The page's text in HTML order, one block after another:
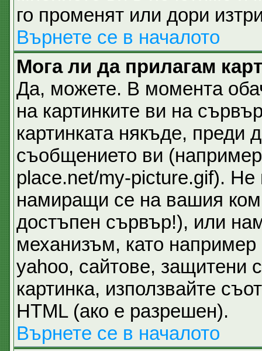
го променят или дори
Върнете се в началото
Мога ли да прилагам
Да, можете. В момента
на картинките ви на
картинката някъде,
съобщението ви
place.net/my-picture.gif). Не
намиращи се на вашия
достъпен сървър!), или
механизъм, като
yahoo, сайтове, защитени
картинка, използвайте
HTML (ако е разрешен).
Върнете се в началото